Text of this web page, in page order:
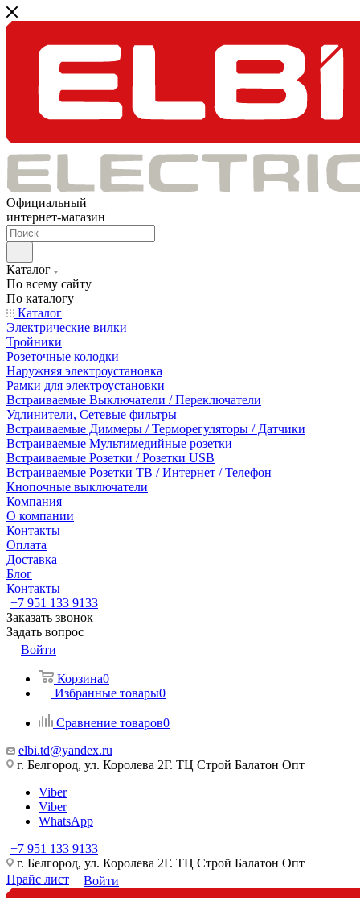
Официальный
интернет-магазин
Каталог
По всему сайту
По каталогу
Каталог
Электрические вилки
Тройники
Розеточные колодки
Наружняя электроустановка
Рамки для электроустановки
Встраиваемые Выключатели / Переключатели
Удлинители, Сетевые фильтры
Встраиваемые Диммеры / Терморегуляторы / Датчики
Встраиваемые Мультимедийные розетки
Встраиваемые Розетки / Розетки USB
Встраиваемые Розетки ТВ / Интернет / Телефон
Кнопочные выключатели
Компания
О компании
Контакты
Оплата
Доставка
Блог
Контакты
+7 951 133 9133
Заказать звонок
Задать вопрос
Войти
Корзина0
Избранные товары0
Сравнение товаров0
elbi.td@yandex.ru
г. Белгород, ул. Королева 2Г. ТЦ Строй Балатон Опт
Viber
Viber
WhatsApp
+7 951 133 9133
г. Белгород, ул. Королева 2Г. ТЦ Строй Балатон Опт
Прайс лист
Войти